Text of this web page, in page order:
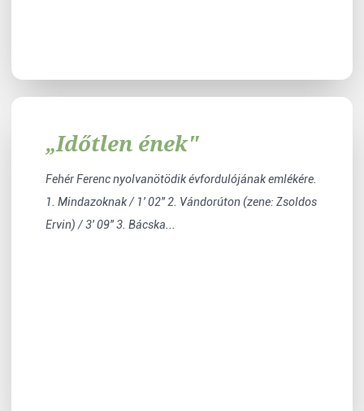
„Időtlen ének"
Fehér Ferenc nyolvanötödik évfordulójának emlékére.
1. Mindazoknak / 1' 02" 2. Vándorúton (zene: Zsoldos
Ervin) / 3' 09" 3. Bácska...